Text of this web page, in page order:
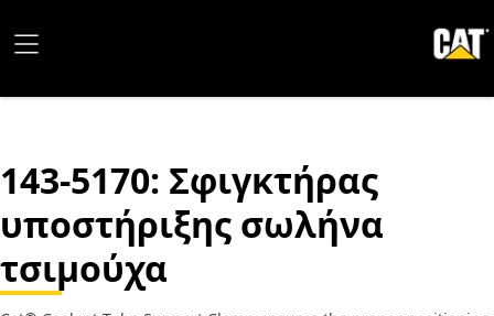
143-5170: Σφιγκτήρας
υποστήριξης σωλήνα
τσιμούχα